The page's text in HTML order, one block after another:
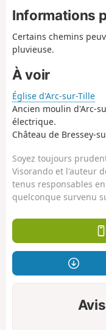
Informations
Certains chemins
pluvieuse.
À voir
Église d'Arc-sur-Tille
Ancien moulin d'Arc-
électrique.
Château de Bressey-
Soyez toujours
Visorando et l'auteur
tenus responsables
quelconque survenu